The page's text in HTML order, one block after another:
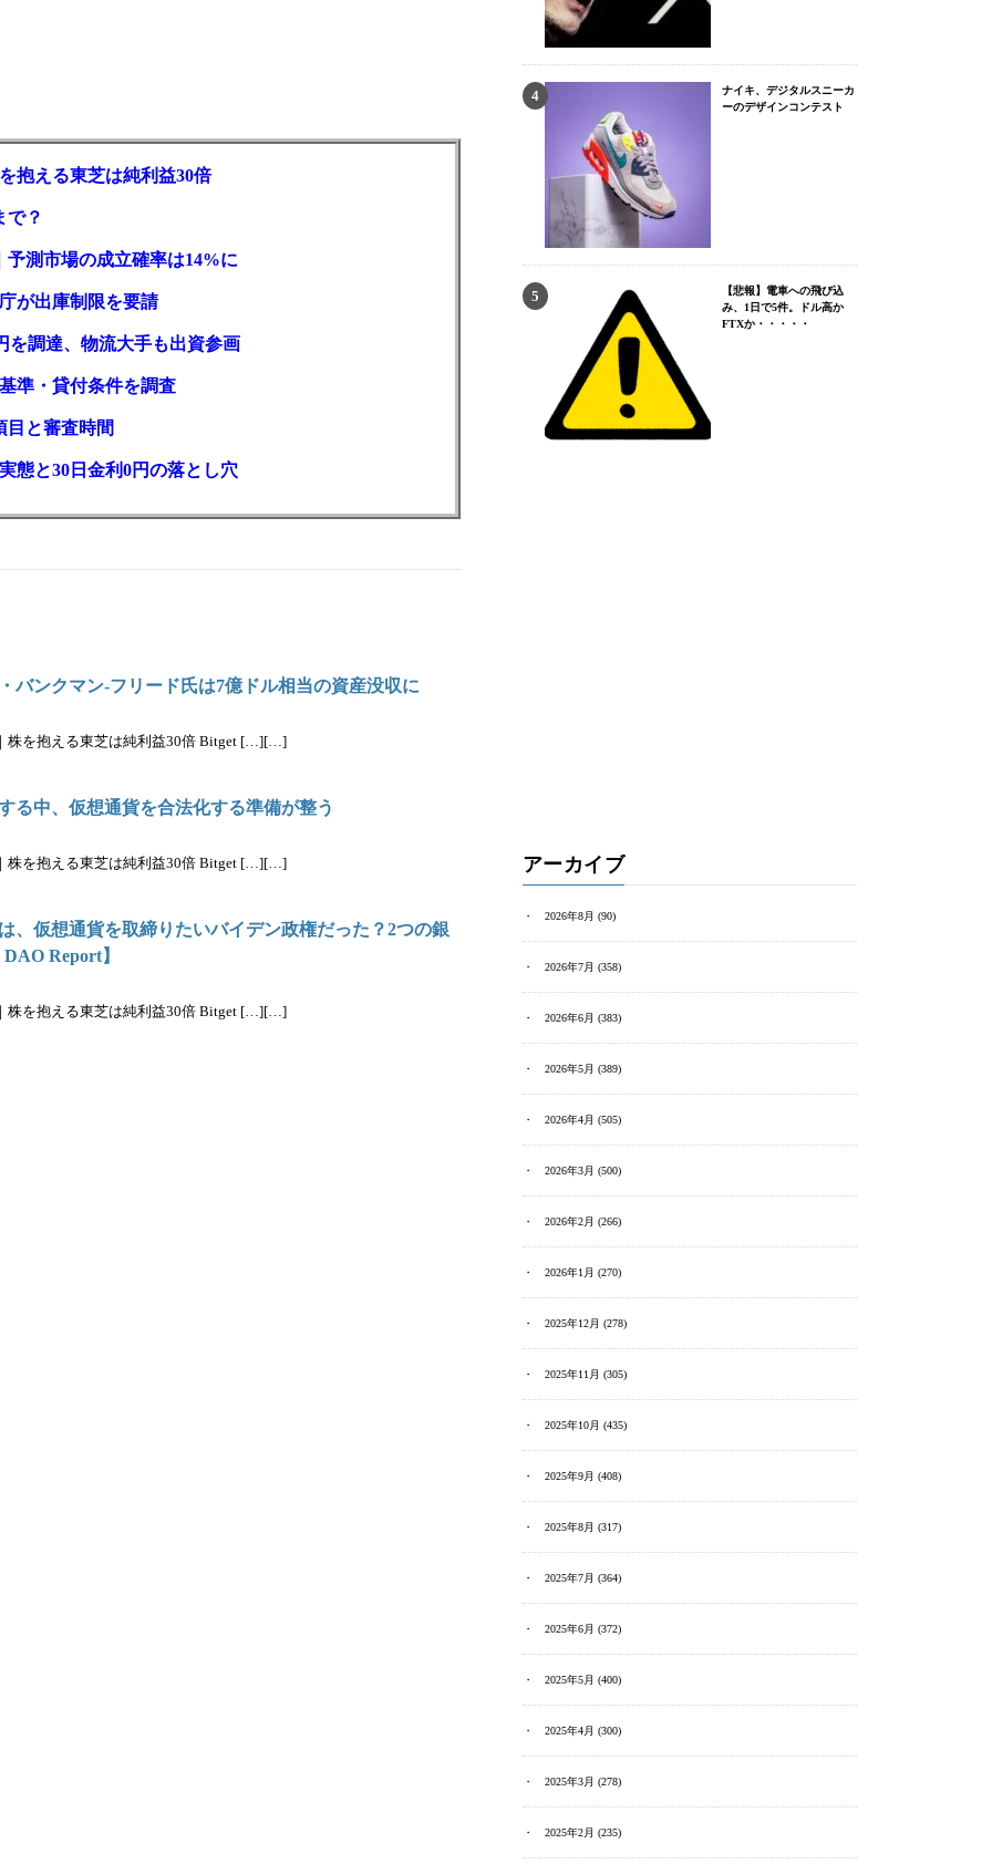
抱える東芝は純利益30倍
で？
測市場の成立確率は14%に
が出庫制限を要請
を調達、物流大手も出資参画
準・貸付条件を調査
目と審査時間
態と30日金利0円の落とし穴
バンクマン-フリード氏は7億ドル相当の資産没収に
株を抱える東芝は純利益30倍 Bitget […][…]
る中、仮想通貨を合法化する準備が整う
株を抱える東芝は純利益30倍 Bitget […][…]
、仮想通貨を取締りたいバイデン政権だった？2つの銀
Report】
株を抱える東芝は純利益30倍 Bitget […][…]
ナイキ、デジタルスニーカ
ーのデザインコンテスト
【悲報】電車への飛び込
み、1日で5件。ドル高か
FTXか・・・・・
アーカイブ
2026年8月 (90)
2026年7月 (358)
2026年6月 (383)
2026年5月 (389)
2026年4月 (505)
2026年3月 (500)
2026年2月 (266)
2026年1月 (270)
2025年12月 (278)
2025年11月 (305)
2025年10月 (435)
2025年9月 (408)
2025年8月 (317)
2025年7月 (364)
2025年6月 (372)
2025年5月 (400)
2025年4月 (300)
2025年3月 (278)
2025年2月 (235)